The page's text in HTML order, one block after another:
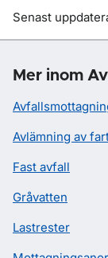
Om sidan
Senast
Mer inom
Avlämning av
Fast avfall
Gråvatten
Lastrester